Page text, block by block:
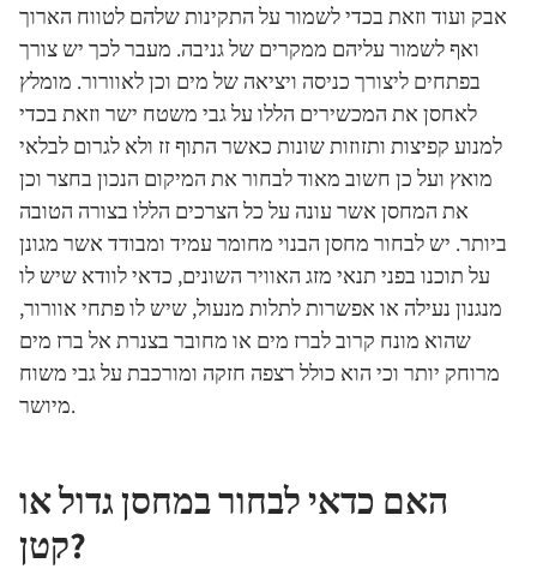
אבק ועוד וזאת בכדי לשמור על התקינות שלהם לטווח הארוך
ואף לשמור עליהם ממקרים של גניבה. מעבר לכך יש צורך
בפתחים ליצורך כניסה ויציאה של מים וכן לאוורור. מומלץ
לאחסן את המכשירים הללו על גבי משטח ישר וזאת בכדי
למנוע קפיצות ותזוזות שונות כאשר התוף זז ולא לגרום לבלאי
מואץ ועל כן חשוב מאוד לבחור את המיקום הנכון בחצר וכן
את המחסן אשר עונה על כל הצרכים הללו בצורה הטובה
ביותר. יש לבחור מחסן הבנוי מחומר עמיד ומבודד אשר מגונן
על תוכנו בפני תנאי מזג האוויר השונים, כדאי לוודא שיש לו
מנגנון נעילה או אפשרות לתלות מנעול, שיש לו פתחי אוורור,
שהוא מונח קרוב לברז מים או מחובר בצנרת אל ברז מים
מרוחק יותר וכי הוא כולל רצפה חזקה ומורכבת על גבי משוח
מיושר.
האם כדאי לבחור במחסן גדול או
קטן?